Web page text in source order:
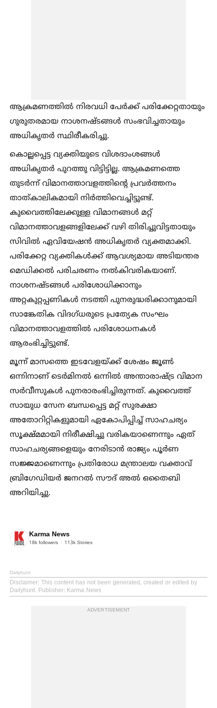
ആക്രമണത്തില്‍ നിരവധി പേർക്ക് പരിക്കേറ്റതായും
ഗുരുതരമായ നാശനഷ്ടങ്ങള്‍ സംഭവിച്ചതായും
അധികൃതർ സ്ഥിരീകരിച്ചു.
കൊല്ലപ്പെട്ട വ്യക്തിയുടെ വിശദാംശങ്ങള്‍
അധികൃതർ പുറത്തു വിട്ടിട്ടില്ല. ആക്രമണത്തെ
തുടർന്ന് വിമാനത്താവളത്തിന്റെ പ്രവർത്തനം
താത്കാലികമായി നിർത്തിവെച്ചിട്ടുണ്ട്.
കുവൈത്തിലേക്കുള്ള വിമാനങ്ങള്‍ മറ്റ്
വിമാനത്താവളങ്ങളിലേക്ക് വഴി തിരിച്ചുവിട്ടതായും
സിവില്‍ ഏവിയേഷൻ അധികൃതർ വ്യക്തമാക്കി.
പരിക്കേറ്റ വ്യക്തികള്‍ക്ക് ആവശ്യമായ അടിയന്തര
മെഡിക്കല്‍ പരിചരണം നല്‍കിവരികയാണ്.
നാശനഷ്ടങ്ങള്‍ പരിശോധിക്കാനും
അറ്റകുറ്റപ്പണികള്‍ നടത്തി പുനരുദ്ധരിക്കാനുമായി
സാങ്കേതിക വിദഗ്ധരുടെ പ്രത്യേക സംഘം
വിമാനത്താവളത്തില്‍ പരിശോധനകള്‍
ആരംഭിച്ചിട്ടുണ്ട്.
മൂന്ന് മാസത്തെ ഇടവേളയ്ക്ക് ശേഷം ജൂണ്‍
ഒന്നിനാണ് ടെർമിനല്‍ ഒന്നില്‍ അന്താരാഷ്ട്ര വിമാന
സർവീസുകള്‍ പുനരാരംഭിച്ചിരുന്നത്. കുവൈത്ത്
സായുധ സേന ബന്ധപ്പെട്ട മറ്റ് സുരക്ഷാ
അതോറിറ്റികളുമായി ഏകോപിപ്പിച്ച്‌ സാഹചര്യം
സൂക്ഷ്മമായി നിരീക്ഷിച്ചു വരികയാണെന്നും ഏത്
സാഹചര്യങ്ങളെയും നേരിടാൻ രാജ്യം പൂർണ
സജ്ജമാണെന്നും പ്രതിരോധ മന്ത്രാലയ വക്താവ്
ബ്രിഗേഡിയർ ജനറല്‍ സൗദ് അല്‍ ഒതൈബി
അറിയിച്ചു.
Karma News
18k followers 113k Stories
Dailyhunt
Disclaimer: This content has not been generated, created or edited by
Dailyhunt. Publisher: Karma News
ADVERTISEMENT